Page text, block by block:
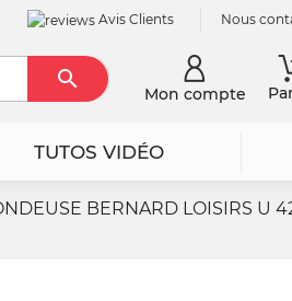
Avis Clients Nous
RechercherMon compte
TUTOS VIDÉO
BERNARD LOISIRS U